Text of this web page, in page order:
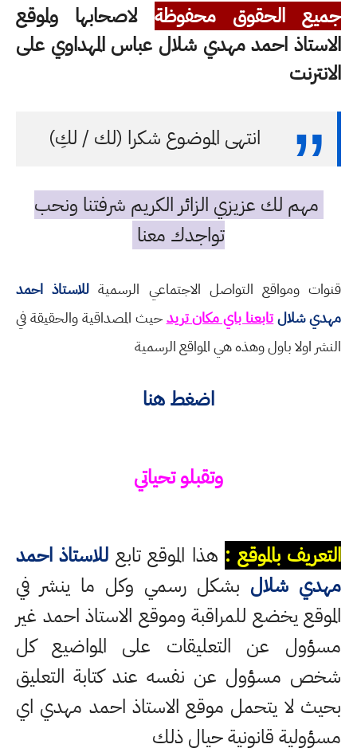
جميع الحقوق محفوظة لاصحابها ولموقع
الاستاذ احمد مهدي شلال عباس المهداوي على
الانترنت
انتهى الموضوع شكرا (لك / لكِ)
مهم لك عزيزي الزائر الكريم شرفتنا ونحب
تواجدك معنا
قنوات ومواقع التواصل الاجتماعي الرسمية للاستاذ احمد
مهدي شلالتابعنا باي مكان تريدحيث المصداقية والحقيقة في
النشر اولا باول وهذه هي المواقع الرسمية
اضغط هنا
وتقبلو تحياتي
التعريف بالموقع : هذا الموقع تابع للاستاذ احمد
مهدي شلال بشكل رسمي وكل ما ينشر في
الموقع يخضع للمراقبة وموقع الاستاذ احمد غير
مسؤول عن التعليقات على المواضيع كل
شخص مسؤول عن نفسه عند كتابة التعليق
بحيث لا يتحمل موقع الاستاذ احمد مهدي اي
مسؤولية قانونية حيال ذلك